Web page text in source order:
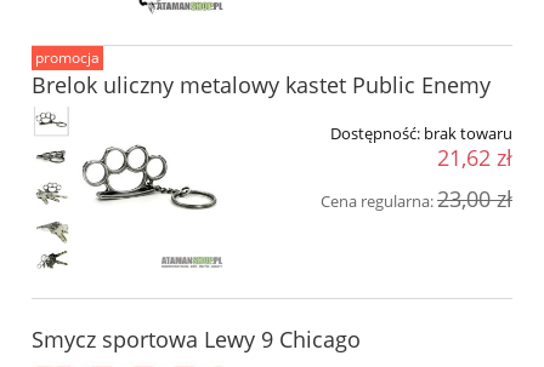
Brelok uliczny metalowy kastet Public Enemy
Dostępność: brak towaru
21,62 zł
Cena regularna:23,00 zł
promocja
Smycz sportowa Lewy 9 Chicago